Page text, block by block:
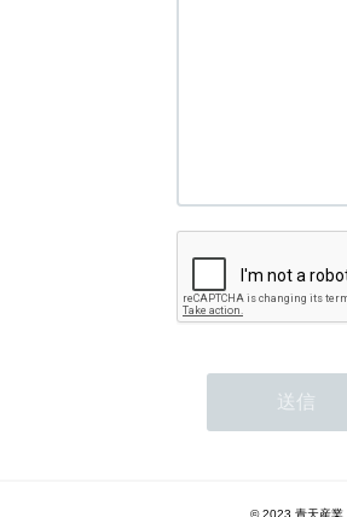
© 2023 青天産業